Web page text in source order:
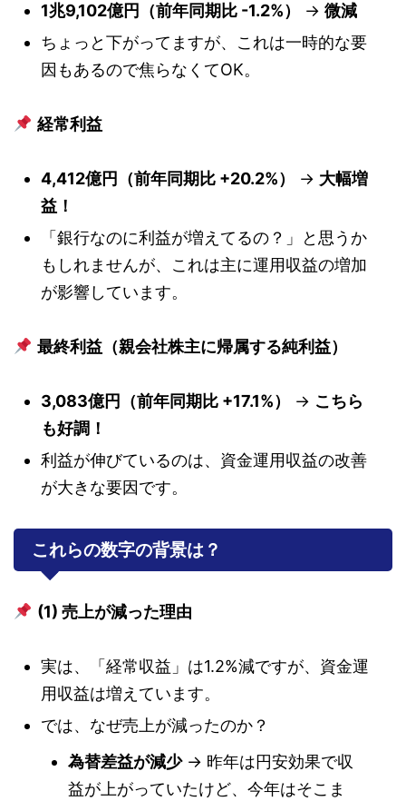
1兆9,102億円（前年同期比 -1.2%） → 微減
ちょっと下がってますが、これは一時的な要
因もあるので焦らなくてOK。
経常利益
4,412億円（前年同期比 +20.2%） → 大幅増
益！
「銀行なのに利益が増えてるの？」と思うか
もしれませんが、これは主に運用収益の増加
が影響しています。
最終利益（親会社株主に帰属する純利益）
3,083億円（前年同期比 +17.1%） → こちら
も好調！
利益が伸びているのは、資金運用収益の改善
が大きな要因です。
これらの数字の背景は？
(1) 売上が減った理由
実は、「経常収益」は1.2%減ですが、資金運
用収益は増えています。
では、なぜ売上が減ったのか？
為替差益が減少→ 昨年は円安効果で収
益が上がっていたけど、今年はそこま